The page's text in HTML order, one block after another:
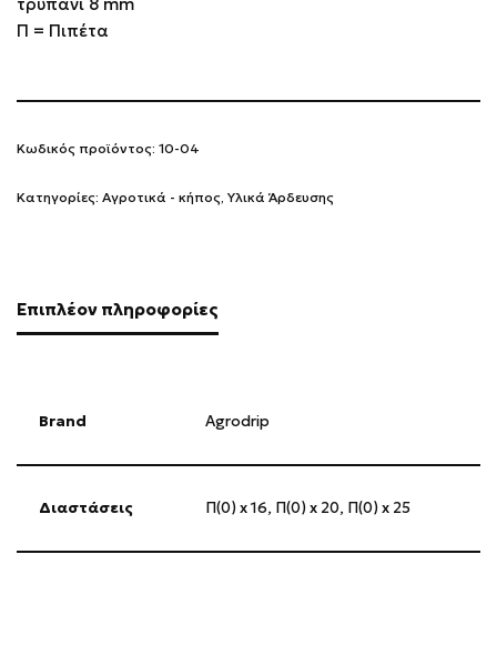
Π = Πιπέτα
Κωδικός προϊόντος: 10-04
Κατηγορίες: Αγροτικά - κήπος Υλικά Άρδευσης
Επιπλέον πληροφορίες
Brand Agrodrip
Διαστάσεις Π(0) x 16, Π(0) x 20, Π(0) x 25